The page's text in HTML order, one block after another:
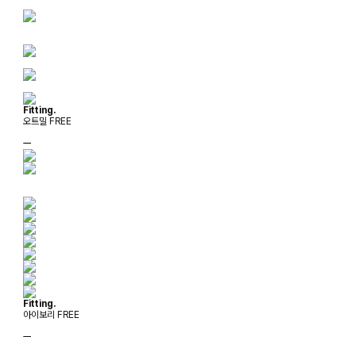
Fitting.
오트밀 FREE
ㅡ
Fitting.
아이보리 FREE